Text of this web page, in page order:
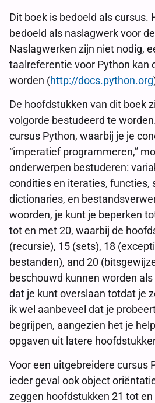
Dit boek is bedoeld als cursus.
bedoeld als naslagwerk voor
Naslagwerken zijn niet nodig,
taalreferentie voor Python kan
worden (http://docs.python.org
De hoofdstukken van dit boek
volgorde bestudeerd te
cursus Python, waarbij je je
“imperatief programmeren,”
onderwerpen bestuderen:
condities en iteraties, functies,
dictionaries, en
woorden, je kunt je beperken
tot en met 20, waarbij de
(recursie), 15 (sets), 18
bestanden), and 20
beschouwd kunnen worden
dat je kunt overslaan totdat je
ik wel aanbeveel dat je
begrijpen, aangezien het je
opgaven uit latere
Voor een uitgebreidere cursus
ieder geval ook object
zeggen hoofdstukken 21 tot